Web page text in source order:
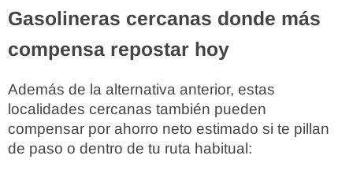
Gasolineras cercanas donde más
compensa repostar hoy
Además de la alternativa anterior, estas
localidades cercanas también pueden
compensar por ahorro neto estimado si te pillan
de paso o dentro de tu ruta habitual: